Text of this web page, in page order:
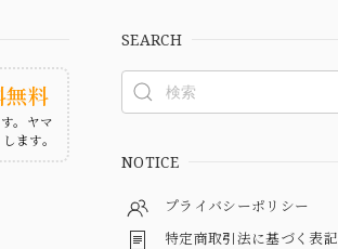
無料
。ヤマ
ます。
SEARCH
NOTICE
プライバシーポリシー
特定商取引法に基づく表記